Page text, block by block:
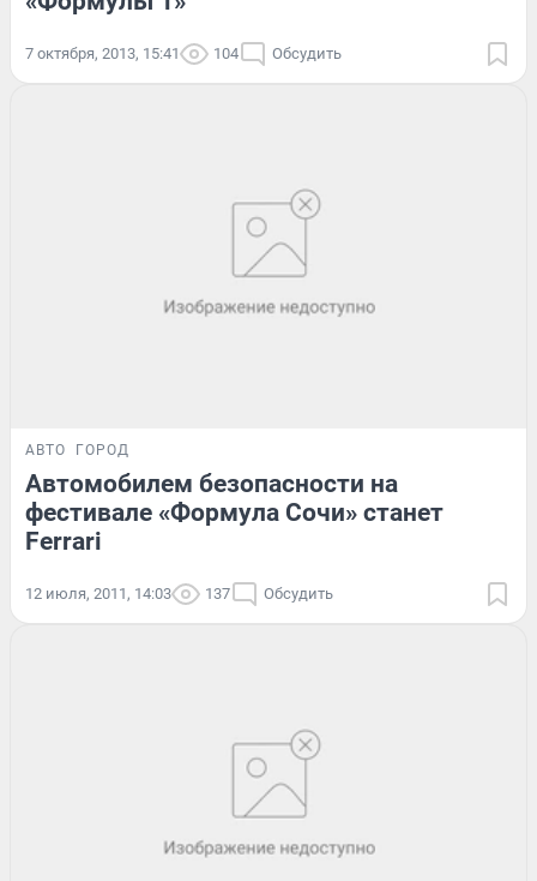
7 октября, 2013, 15:41 104 Обсудить
АВТО ГОРОД
Автомобилем безопасности на
фестивале «Формула Сочи» станет
Ferrari
12 июля, 2011, 14:03 137 Обсудить